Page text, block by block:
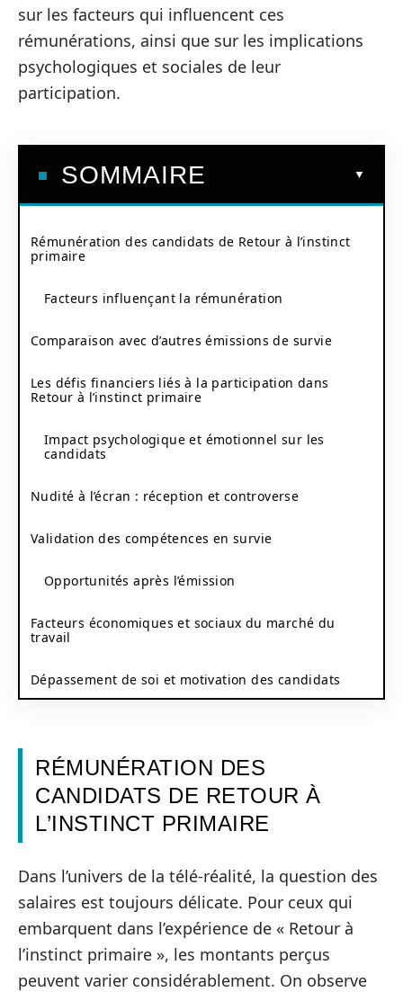
sur les facteurs qui influencent ces
rémunérations, ainsi que sur les implications
psychologiques et sociales de leur
participation.
SOMMAIRE
Rémunération des candidats de Retour à l’instinct
primaire
Facteurs influençant la rémunération
Comparaison avec d’autres émissions de survie
Les défis financiers liés à la participation dans
Retour à l’instinct primaire
Impact psychologique et émotionnel sur les
candidats
Nudité à l’écran : réception et controverse
Validation des compétences en survie
Opportunités après l’émission
Facteurs économiques et sociaux du marché du
travail
Dépassement de soi et motivation des candidats
RÉMUNÉRATION DES
CANDIDATS DE RETOUR À
L’INSTINCT PRIMAIRE
Dans l’univers de la télé-réalité, la question des
salaires est toujours délicate. Pour ceux qui
embarquent dans l’expérience de « Retour à
l’instinct primaire », les montants perçus
peuvent varier considérablement. On observe